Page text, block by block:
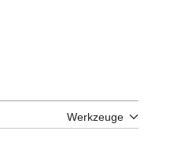
Werkzeuge